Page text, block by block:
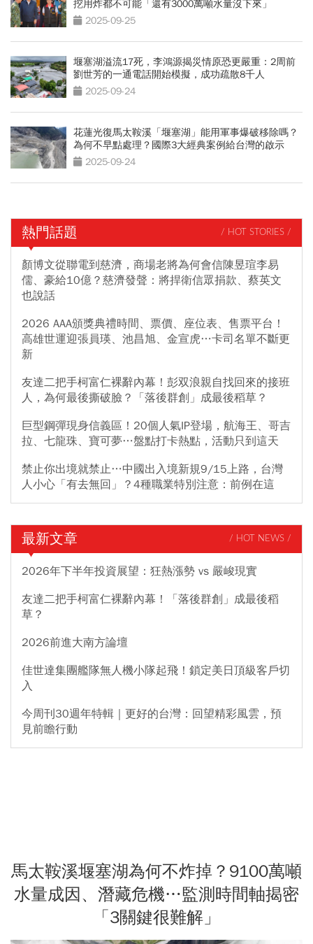
挖用炸都不可能「還有3000萬噸水量沒下來」
2025-09-25
堰塞湖溢流17死，李鴻源揭災情原恐更嚴重：2周前
劉世芳的一通電話開始模擬，成功疏散8千人
2025-09-24
花蓮光復馬太鞍溪「堰塞湖」能用軍事爆破移除嗎？
為何不早點處理？國際3大經典案例給台灣的啟示
2025-09-24
熱門話題 / HOT STORIES /
顏博文從聯電到慈濟，商場老將為何會信陳昱瑄李易
儒、豪給10億？慈濟發聲：將捍衛信眾捐款、蔡英文
也說話
2026 AAA頒獎典禮時間、票價、座位表、售票平台！
高雄世運迎張員瑛、池昌旭、金宣虎…卡司名單不斷更
新
友達二把手柯富仁裸辭內幕！彭双浪親自找回來的接班
人，為何最後撕破臉？「落後群創」成最後稻草？
巨型鋼彈現身信義區！20個人氣IP登場，航海王、哥吉
拉、七龍珠、寶可夢…盤點打卡熱點，活動只到這天
禁止你出境就禁止…中國出入境新規9/15上路，台灣
人小心「有去無回」？4種職業特別注意：前例在這
最新文章 / HOT NEWS /
2026年下半年投資展望：狂熱漲勢 vs 嚴峻現實
友達二把手柯富仁裸辭內幕！「落後群創」成最後稻
草？
2026前進大南方論壇
佳世達集團艦隊無人機小隊起飛！鎖定美日頂級客戶切
入
今周刊30週年特輯｜更好的台灣：回望精彩風雲，預
見前瞻行動
馬太鞍溪堰塞湖為何不炸掉？9100萬噸
水量成因、潛藏危機…監測時間軸揭密
「3關鍵很難解」